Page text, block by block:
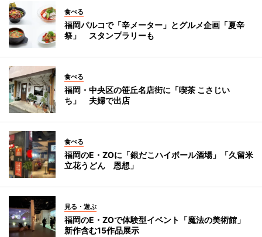
食べる
福岡パルコで「辛メーター」とグルメ企画「夏辛
祭」 スタンプラリーも
食べる
福岡・中央区の笹丘名店街に「喫茶 こさじい
ち」 夫婦で出店
食べる
福岡のE・ZOに「銀だこハイボール酒場」「久留米
立花うどん 恩想」
見る・遊ぶ
福岡のE・ZOで体験型イベント「魔法の美術館」
新作含む15作品展示